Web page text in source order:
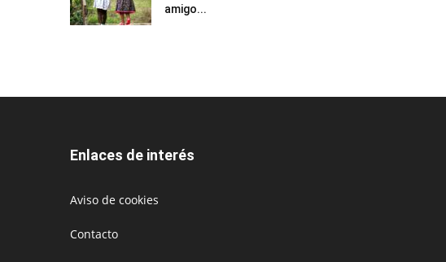
amigo...
Enlaces de interés
Aviso de cookies
Contacto